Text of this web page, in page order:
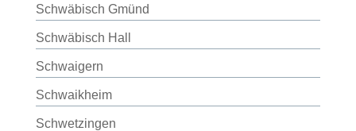
Schwäbisch Gmünd
Schwäbisch Hall
Schwaigern
Schwaikheim
Schwetzingen